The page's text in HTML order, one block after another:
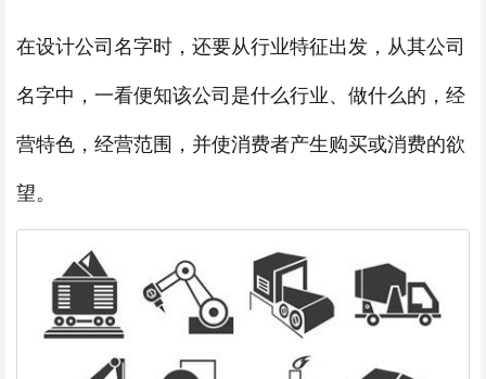
在设计公司名字时，还要从行业特征出发，从其公司
名字中，一看便知该公司是什么行业、做什么的，经
营特色，经营范围，并使消费者产生购买或消费的欲
望。